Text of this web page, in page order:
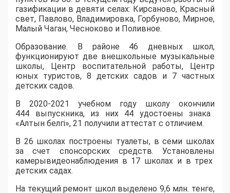
газификации в девяти селах: Кирсаново, Красный
свет, Павлово, Владимировка, Горбуново, Мирное,
Малый Чаган, Чесноково и Поливное.
Образование.
В районе 46 дневных школ,
функционируют две внешкольные музыкальные
школы, Центр воспитательной работы, Центр
юных туристов, 8 детских садов и 7 частных
детских садов.
В 2020-2021 учебном году школу окончили
444 выпускника, из них 44 удостоены знака
«Алтын белгі», 21 получили аттестат с отличием.
В 26 школах построены туалеты, в семи школах
засчет спонсорских средств. Установлены
камерывидеонаблюдения в 17 школах и в трех
детских садах.
На текущий ремонт школ выделено 9,6 млн. тенге,